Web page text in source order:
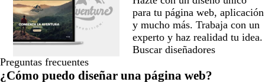
para tu página web, aplicación
y mucho más. Trabaja con un
experto y haz realidad tu idea.
Buscar diseñadores
Preguntas frecuentes
¿Cómo puedo diseñar una página web?